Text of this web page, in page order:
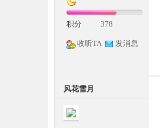
龙,
积分 378
收听TA 发消息
风花雪月